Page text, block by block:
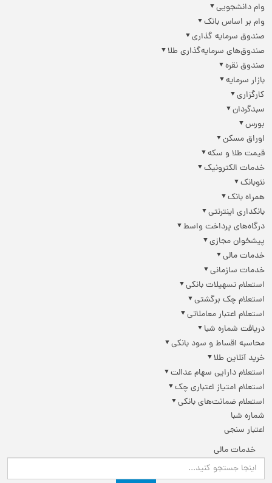
وام دانشجویی
وام بر اساس بانک
صندوق سرمایه گذاری
صندوق‌های سرمایه‌گذاری طلا
صندوق نقره
بازار سرمایه
کارگزاری
سبدگردان
بورس
اوراق مسکن
قیمت طلا و سکه
خدمات الکترونیک
نئوبانک
همراه بانک
بانکداری اینترنتی
درگاه‌های پرداخت واسط
پیشخوان مجازی
خدمات مالی
خدمات سازمانی
استعلام تسهیلات بانکی
استعلام چک برگشتی
استعلام اعتبار معاملاتی
دریافت شماره شبا
محاسبه اقساط و سود بانکی
خرید آنلاین طلا
استعلام دارایی سهام عدالت
استعلام امتیاز اعتباری چک
استعلام ضمانت‌های بانکی
شماره شبا
اعتبار سنجی
خدمات مالی